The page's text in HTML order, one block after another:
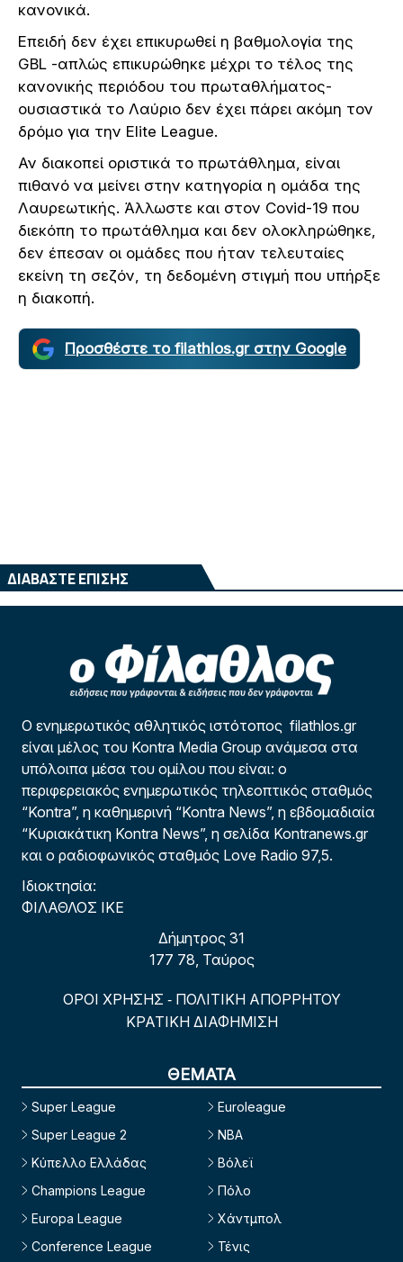
κανονικά.
Επειδή δεν έχει επικυρωθεί η βαθμολογία της
GBL -απλώς επικυρώθηκε μέχρι το τέλος της
κανονικής περιόδου του πρωταθλήματος-
ουσιαστικά το Λαύριο δεν έχει πάρει ακόμη τον
δρόμο για την Elite League.
Αν διακοπεί οριστικά το πρωτάθλημα, είναι
πιθανό να μείνει στην κατηγορία η ομάδα της
Λαυρεωτικής. Άλλωστε και στον Covid-19 που
διεκόπη το πρωτάθλημα και δεν ολοκληρώθηκε,
δεν έπεσαν οι ομάδες που ήταν τελευταίες
εκείνη τη σεζόν, τη δεδομένη στιγμή που υπήρξε
η διακοπή.
Προσθέστε το filathlos.gr στην Google
ΔΙΑΒΑΣΤΕ ΕΠΙΣΗΣ
Ο ενημερωτικός αθλητικός ιστότοπος filathlos.gr
είναι μέλος του Kontra Media Group ανάμεσα στα
υπόλοιπα μέσα του ομίλου που είναι: ο
περιφερειακός ενημερωτικός τηλεοπτικός σταθμός
“Kontra”, η καθημερινή “Kontra News”, η εβδομαδιαία
“Κυριακάτικη Kontra News”, η σελίδα Kontranews.gr
και ο ραδιοφωνικός σταθμός Love Radio 97,5.
Ιδιοκτησία:
ΦΙΛΑΘΛΟΣ ΙΚΕ
Δήμητρος 31
177 78, Ταύρος
ΟΡΟΙ ΧΡΗΣΗΣ - ΠΟΛΙΤΙΚΗ ΑΠΟΡΡΗΤΟΥ
ΚΡΑΤΙΚΗ ΔΙΑΦΗΜΙΣΗ
ΘΕΜΑΤΑ
Super League
Super League 2
Κύπελλο Ελλάδας
Champions League
Europa League
Conference League
Euroleague
NBA
Βόλεϊ
Πόλο
Χάντμπολ
Τένις